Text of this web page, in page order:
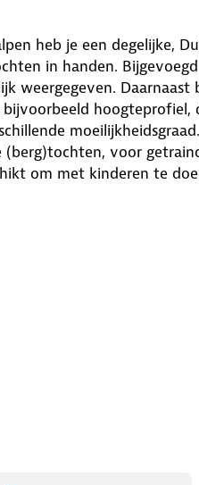
heb je een degelijke,
in handen.
weergegeven. Daarnaast
hoogteprofiel,
moeilijkheidsgraad.
voor
om met kinderen te
wandelgids belicht het
beschikbaar om te